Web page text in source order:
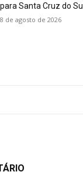
para Santa Cruz do Sul
8 de agosto de 2026